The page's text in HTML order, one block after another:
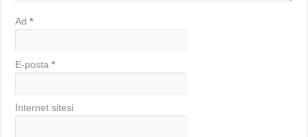
Ad*
E-posta*
İnternet sitesi